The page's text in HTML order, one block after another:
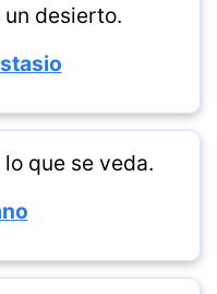
desierto.
que se veda.